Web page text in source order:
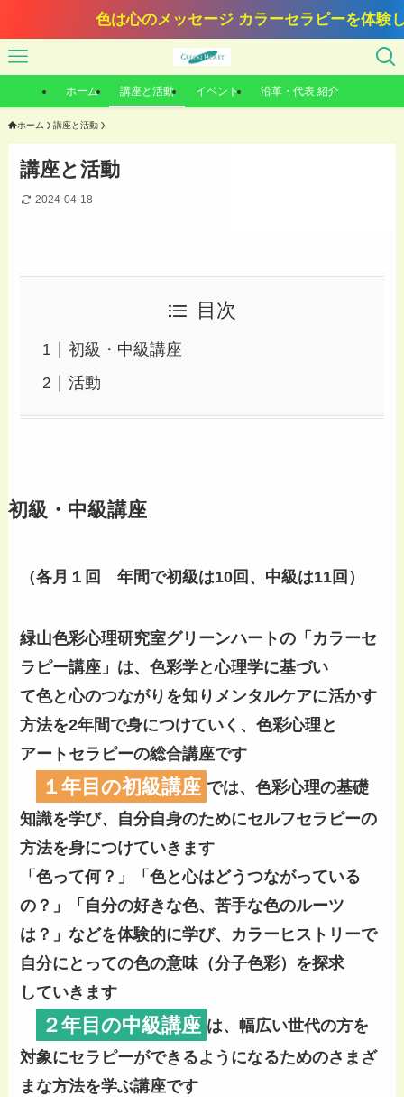
色は心のメッセージ カラーセラピーを体験し
ホーム 講座と活動 イベント 沿革・代表 紹介
ホーム 講座と活動
講座と活動
2024-04-18
目次
初級・中級講座
活動
初級・中級講座
（各月１回 年間で初級は10回、中級は11回）
緑山色彩心理研究室グリーンハートの「カラーセ
ラピー講座」は、色彩学と心理学に基づい
て色と心のつながりを知りメンタルケアに活かす
方法を2年間で身につけていく、色彩心理と
アートセラピーの総合講座です
１年目の初級講座 では、色彩心理の基礎
知識を学び、自分自身のためにセルフセラピーの
方法を身につけていきます
「色って何？」「色と心はどうつながっている
の？」「自分の好きな色、苦手な色のルーツ
は？」などを体験的に学び、カラーヒストリーで
自分にとっての色の意味（分子色彩）を探求
していきます
２年目の中級講座 は、幅広い世代の方を
対象にセラピーができるようになるためのさまざ
まな方法を学ぶ講座です